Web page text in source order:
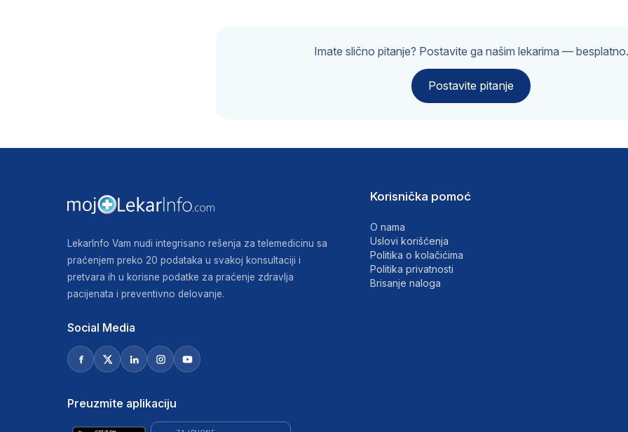
Imate slično pitanje? Postavite ga našim lekarima — besplatno.
Postavite pitanje
LekarInfo Vam nudi integrisano rešenja za telemedicinu sa
praćenjem preko 20 podataka u svakoj konsultaciji i
pretvara ih u korisne podatke za praćenje zdravlja
pacijenata i preventivno delovanje.
Social Media
Preuzmite aplikaciju
Korisnička pomoć
O nama
Uslovi korišćenja
Politika o kolačićima
Politika privatnosti
Brisanje naloga